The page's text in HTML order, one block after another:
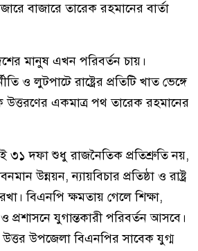
বাজারে তারেক রহমানের বার্তা
মানুষ এখন পরিবর্তন চায়।
ও লুটপাটে রাষ্ট্রের প্রতিটি খাত ভেঙ্গে
উত্তরণের একমাত্র পথ তারেক রহমানের
৩১ দফা শুধু রাজনৈতিক প্রতিশ্রুতি নয়,
উন্নয়ন, ন্যায়বিচার প্রতিষ্ঠা ও রাষ্ট্র
বিএনপি ক্ষমতায় গেলে শিক্ষা,
ও প্রশাসনে যুগান্তকারী পরিবর্তন আসবে।
উপজেলা বিএনপির সাবেক যুগ্ম